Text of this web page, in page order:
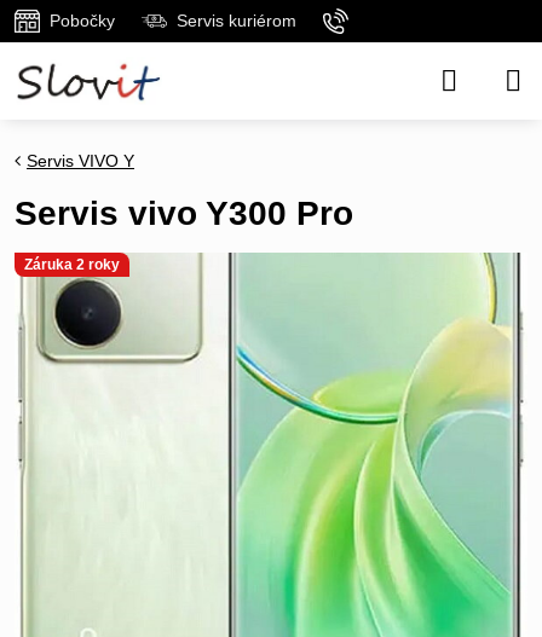
Pobočky Servis kuriérom
Záruka 2 roky
Servis VIVO Y
Servis vivo Y300 Pro